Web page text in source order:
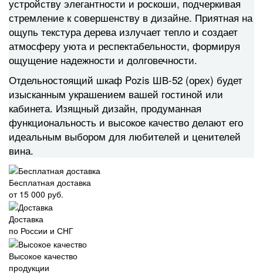
устройству элегантности и роскоши, подчеркивая
стремление к совершенству в дизайне. Приятная на
ощупь текстура дерева излучает тепло и создает
атмосферу уюта и респектабельности, формируя
ощущение надежности и долговечности.
Отдельностоящий шкаф Pozis ШВ-52 (орех) будет
изысканным украшением вашей гостиной или
кабинета. Изящный дизайн, продуманная
функциональность и высокое качество делают его
идеальным выбором для любителей и ценителей
вина.
Бесплатная доставка
от 15 000 руб.
Доставка
по России и СНГ
Высокое качество
продукции